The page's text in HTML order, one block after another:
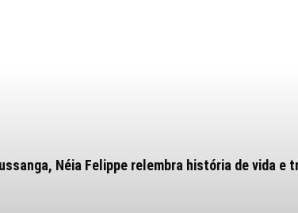
Néia Felippe relembra história de vida